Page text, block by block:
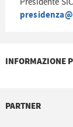
INFORMAZIONE
PARTNER